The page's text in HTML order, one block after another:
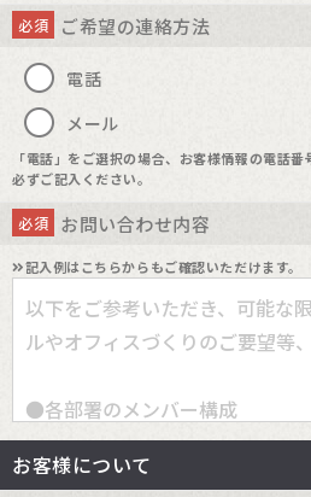
必須 ご希望の連絡方法
電話
メール
「電話」をご選択の場合、お客様情報の電話
必ずご記入ください。
必須 お問い合わせ内容
記入例はこちらからもご確認いただけます。
お客様について